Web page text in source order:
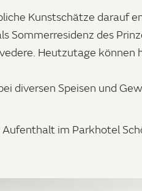
Kunstschätze darauf
Sommerresidenz des
Heutzutage können
diversen Speisen und
im Parkhotel